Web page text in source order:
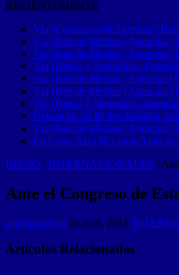
RECIENTEMENTE
Vía (Contrapunto| Agencias)
Vía (Red de Medios | Agencias)
Vía (Red de Medios | Agencias)
Vía (Banca y Negocios |
Vía (Red de Medios | Agencias)
Vía (Red de Medios | Agencias)
Vía (Banca y Negocios |
Debate en las Redes Sociales
Vía (Red de Medios | Agencias)
En Costa Azul (Porlamar) isla
INICIO / INTERNACIONALES /
Ante el Congreso de
acaeslanoticia 26 abril, 2018
Artículos Relacionados